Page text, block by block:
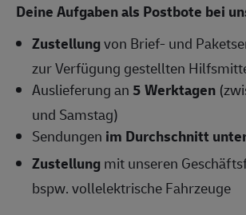
Deine Aufgaben als Postbote bei
Zustellungvon Brief- und
zur Verfügung gestellten
Auslieferung an5 Werktagen
und Samstag)
Sendungen im Durchschnitt
Zustellungmit unseren
bspw. vollelektrische Fahrzeuge